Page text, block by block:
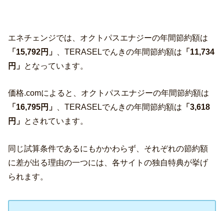
エネチェンジでは、オクトパスエナジーの年間節約額は
「15,792円」
、TERASELでんきの年間節約額は 「11,734
円」 となっています。
価格.comによると、オクトパスエナジーの年間節約額は
「16,795円」
、TERASELでんきの年間節約額は 「3,618
円」 とされています。
同じ試算条件であるにもかかわらず、それぞれの節約額
に差が出る理由の一つには、各サイトの独自特典が挙げ
られます。